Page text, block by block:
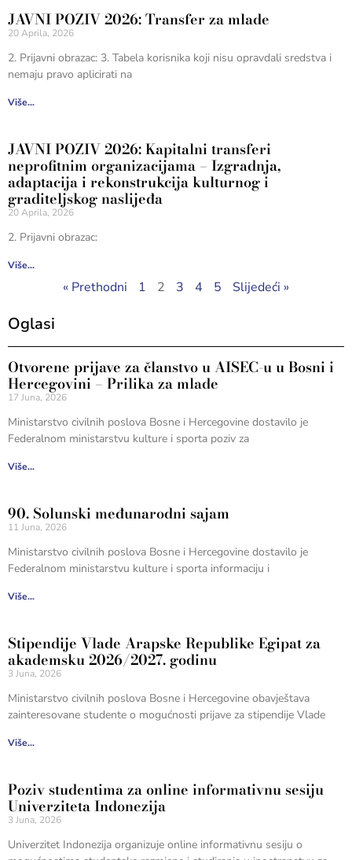
JAVNI POZIV 2026: Transfer za mlade
20 Aprila, 2026
2. Prijavni obrazac: 3. Tabela korisnika koji nisu opravdali sredstva i
nemaju pravo aplicirati na
Više...
JAVNI POZIV 2026: Kapitalni transferi
neprofitnim organizacijama – Izgradnja,
adaptacija i rekonstrukcija kulturnog i
graditeljskog naslijeđa
20 Aprila, 2026
2. Prijavni obrazac:
Više...
« Prethodni 1 2 3 4 5 Slijedeći »
Oglasi
Otvorene prijave za članstvo u AISEC-u u Bosni i
Hercegovini – Prilika za mlade
17 Juna, 2026
Ministarstvo civilnih poslova Bosne i Hercegovine dostavilo je
Federalnom ministarstvu kulture i sporta poziv za
Više...
90. Solunski međunarodni sajam
11 Juna, 2026
Ministarstvo civilnih poslova Bosne i Hercegovine dostavilo je
Federalnom ministarstvu kulture i sporta informaciju i
Više...
Stipendije Vlade Arapske Republike Egipat za
akademsku 2026/2027. godinu
3 Juna, 2026
Ministarstvo civilnih poslova Bosne i Hercegovine obavještava
zainteresovane studente o mogućnosti prijave za stipendije Vlade
Više...
Poziv studentima za online informativnu sesiju
Univerziteta Indonezija
3 Juna, 2026
Univerzitet Indonezija organizuje online informativnu sesiju o